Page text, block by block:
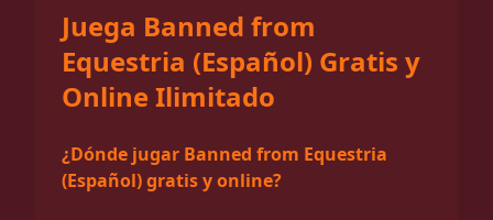
Juega Banned from
Equestria (Español) Gratis y
Online Ilimitado
¿Dónde jugar Banned from Equestria
(Español) gratis y online?